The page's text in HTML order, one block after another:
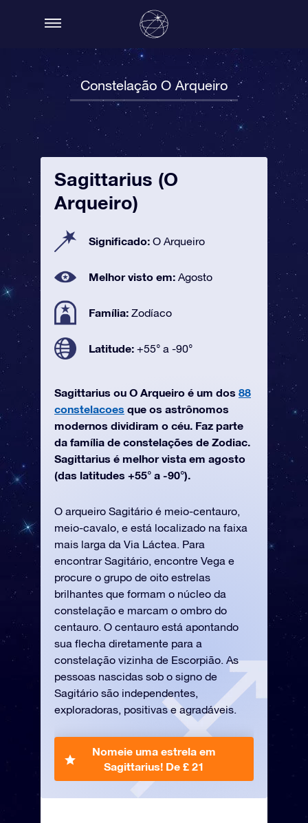
Constelação O Arqueiro
Sagittarius (O
Arqueiro)
Significado: O Arqueiro
Melhor visto em: Agosto
Família: Zodíaco
Latitude: +55° a -90°
Sagittarius ou O Arqueiro é um dos 88
constelacoes que os astrônomos
modernos dividiram o céu. Faz parte
da família de constelações de Zodiac.
Sagittarius é melhor vista em agosto
(das latitudes +55° a -90°).
O arqueiro Sagitário é meio-centauro,
meio-cavalo, e está localizado na faixa
mais larga da Via Láctea. Para
encontrar Sagitário, encontre Vega e
procure o grupo de oito estrelas
brilhantes que formam o núcleo da
constelação e marcam o ombro do
centauro. O centauro está apontando
sua flecha diretamente para a
constelação vizinha de Escorpião. As
pessoas nascidas sob o signo de
Sagitário são independentes,
exploradoras, positivas e agradáveis.
Nomeie uma estrela em
Sagittarius! De £ 21